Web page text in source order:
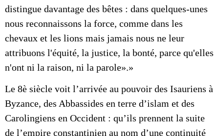
distingue davantage des bêtes : dans quelques-unes
nous reconnaissons la force, comme dans les
chevaux et les lions mais jamais nous ne leur
attribuons l'équité, la justice, la bonté, parce qu'elles
n'ont ni la raison, ni la parole».»
Le 8è siècle voit l’arrivée au pouvoir des Isauriens à
Byzance, des Abbassides en terre d’islam et des
Carolingiens en Occident : qu’ils prennent la suite
de l’empire constantinien au nom d’une continuité